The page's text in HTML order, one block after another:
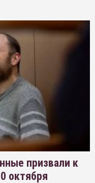
призвали к
октября